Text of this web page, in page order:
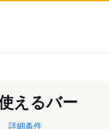
えるバー
詳細条件